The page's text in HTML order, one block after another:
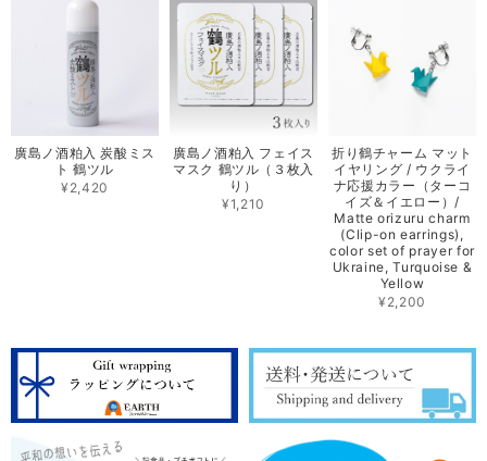
廣島ノ酒粕入 炭酸ミス
ト 鶴ツル
¥2,420
廣島ノ酒粕入 フェイス
マスク 鶴ツル（３枚入
り）
¥1,210
折り鶴チャーム マット
イヤリング / ウクライ
ナ応援カラー（ターコ
イズ＆イエロー）/
Matte orizuru charm
(Clip-on earrings),
color set of prayer for
Ukraine, Turquoise &
Yellow
¥2,200